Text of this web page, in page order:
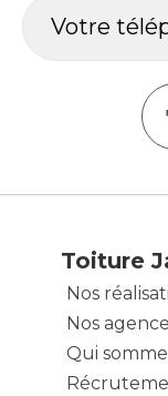
Toiture
Nos
Nos
Qui